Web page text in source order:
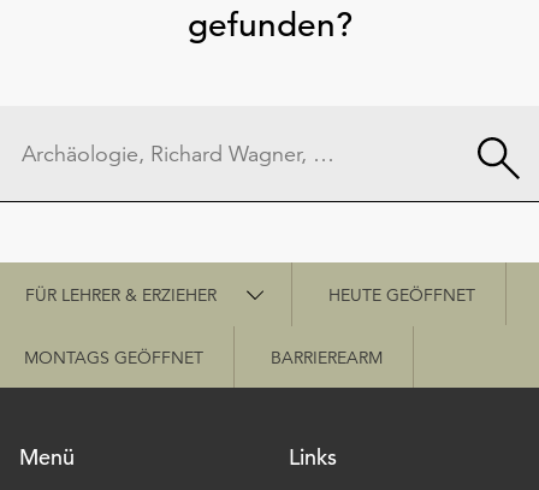
gefunden?
Schnellzugriff
FÜR LEHRER & ERZIEHER HEUTE GEÖFFNET
MONTAGS GEÖFFNET BARRIEREARM
Menü
Links